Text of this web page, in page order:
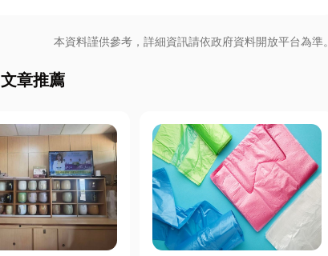
本資料謹供參考，詳細資訊請依政府資料開放平台為準。
文章推薦